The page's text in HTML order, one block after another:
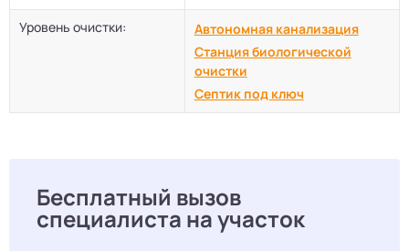
Уровень очистки:
Автономная канализация
Станция биологической
очистки
Септик под ключ
Бесплатный вызов
специалиста на участок